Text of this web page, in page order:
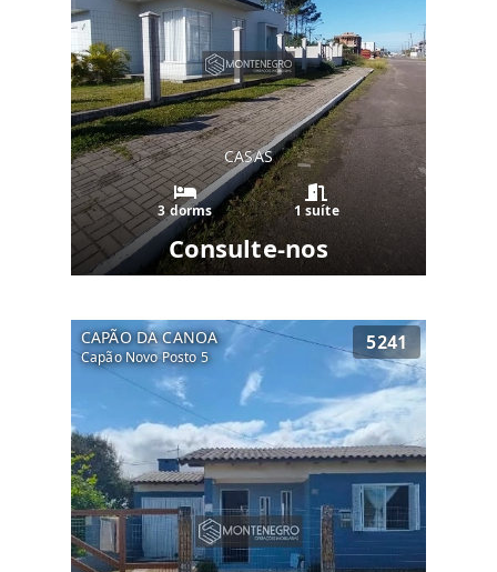
CASAS
3 dorms 1 suíte
Consulte-nos
CAPÃO DA CANOA
Capão Novo Posto 5
5241